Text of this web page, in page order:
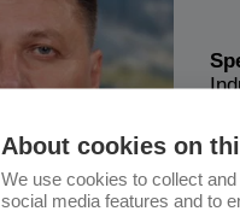
About cookies on
We use cookies to collect
social media features and to